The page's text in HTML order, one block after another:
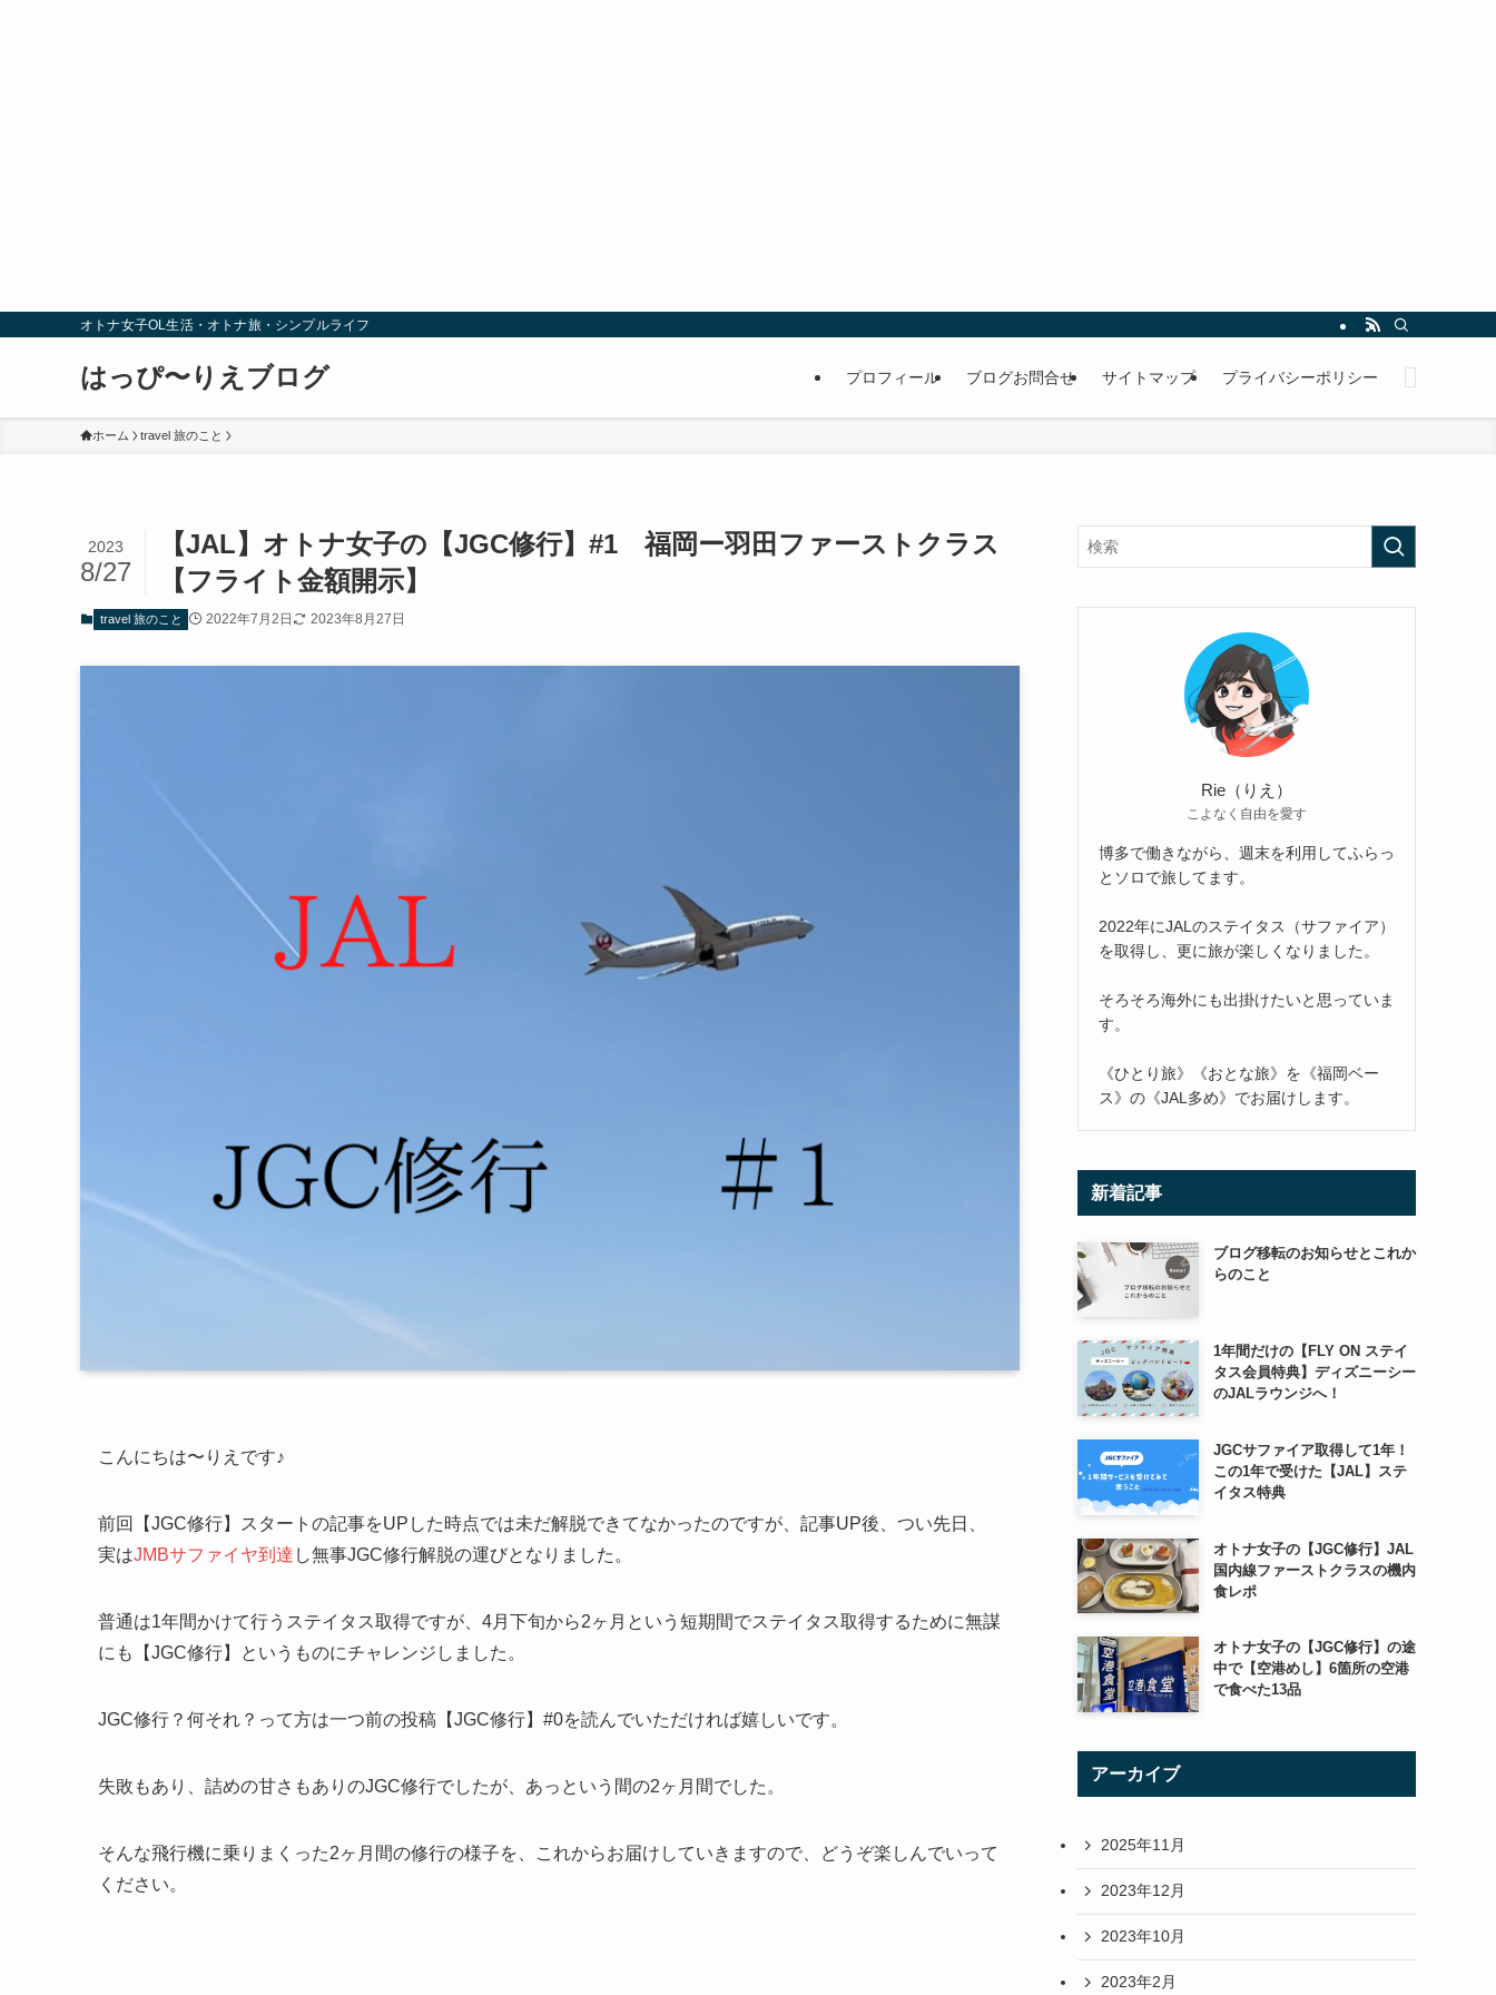
オトナ女子OL生活・オトナ旅・シンプルライフ
はっぴ〜りえブログ プロフィール ブログお問合せ サイトマップ プライバシーポリシー
ホーム travel 旅のこと
【JAL】オトナ女子の【JGC修行】#1 福岡ー羽田ファーストクラス
【フライト金額開示】
2023
8/27
travel 旅のこと 2022年7月2日 2023年8月27日
こんにちは〜りえです♪
前回【JGC修行】スタートの記事をUPした時点では未だ解脱できてなかったのですが、記事UP後、つい先日、
実はJMBサファイヤ到達 し無事JGC修行解脱の運びとなりました。
普通は1年間かけて行うステイタス取得ですが、4月下旬から2ヶ月という短期間でステイタス取得するために無謀
にも【JGC修行】というものにチャレンジしました。
JGC修行？何それ？って方は一つ前の投稿【JGC修行】#0を読んでいただければ嬉しいです。
失敗もあり、詰めの甘さもありのJGC修行でしたが、あっという間の2ヶ月間でした。
そんな飛行機に乗りまくった2ヶ月間の修行の様子を、これからお届けしていきますので、どうぞ楽しんでいって
ください。
Rie（りえ）
こよなく自由を愛す
博多で働きながら、週末を利用してふらっ
とソロで旅してます。
2022年にJALのステイタス（サファイア）
を取得し、更に旅が楽しくなりました。
そろそろ海外にも出掛けたいと思っていま
す。
《ひとり旅》《おとな旅》を《福岡ベー
ス》の《JAL多め》でお届けします。
新着記事
ブログ移転のお知らせとこれか
らのこと
1年間だけの【FLY ON ステイ
タス会員特典】ディズニーシー
のJALラウンジへ！
JGCサファイア取得して1年！
この1年で受けた【JAL】ステ
イタス特典
オトナ女子の【JGC修行】JAL
国内線ファーストクラスの機内
食レポ
オトナ女子の【JGC修行】の途
中で【空港めし】6箇所の空港
で食べた13品
アーカイブ
2025年11月
2023年12月
2023年10月
2023年2月